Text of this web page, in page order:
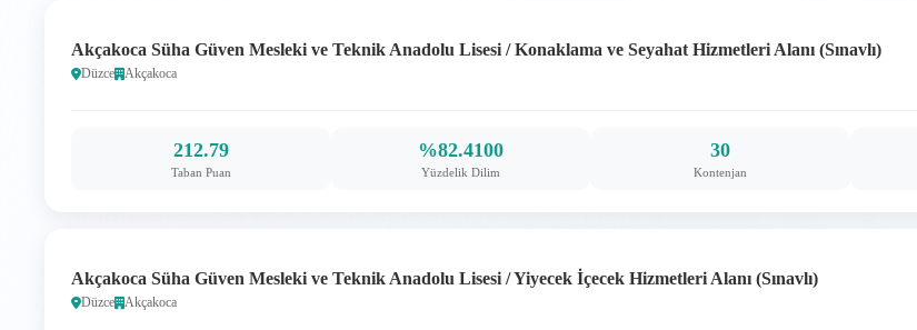
Akçakoca Süha Güven Mesleki ve Teknik Anadolu Lisesi / Konaklama ve Seyahat Hizmetleri Alanı (Sınavlı)
Düzce Akçakoca
212.79
Taban Puan
%82.4100
Yüzdelik Dilim
30
Kontenjan
Akçakoca Süha Güven Mesleki ve Teknik Anadolu Lisesi / Yiyecek İçecek Hizmetleri Alanı (Sınavlı)
Düzce Akçakoca